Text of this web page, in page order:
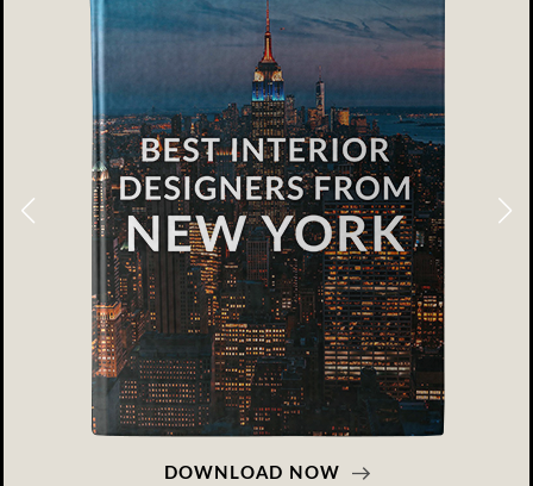
DOWNLOAD NOW